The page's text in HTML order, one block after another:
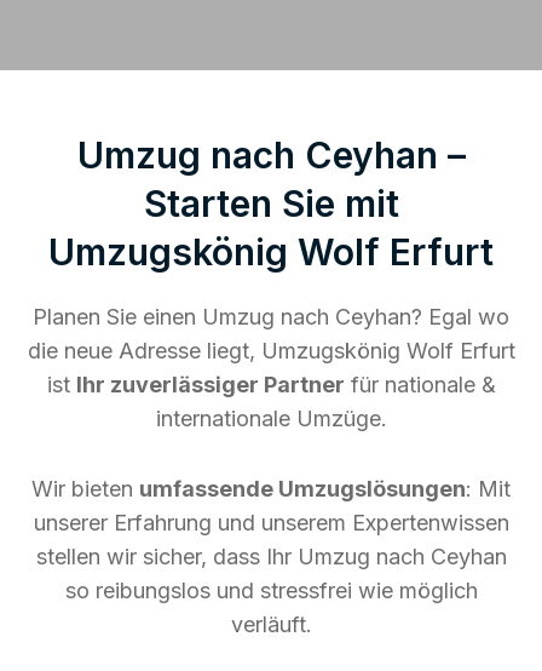
Umzug nach Ceyhan –
Starten Sie mit
Umzugskönig Wolf Erfurt
Planen Sie einen Umzug nach Ceyhan? Egal wo
die neue Adresse liegt, Umzugskönig Wolf Erfurt
ist Ihr zuverlässiger Partner für nationale &
internationale Umzüge.
Wir bieten umfassende Umzugslösungen: Mit
unserer Erfahrung und unserem Expertenwissen
stellen wir sicher, dass Ihr Umzug nach Ceyhan
so reibungslos und stressfrei wie möglich
verläuft.